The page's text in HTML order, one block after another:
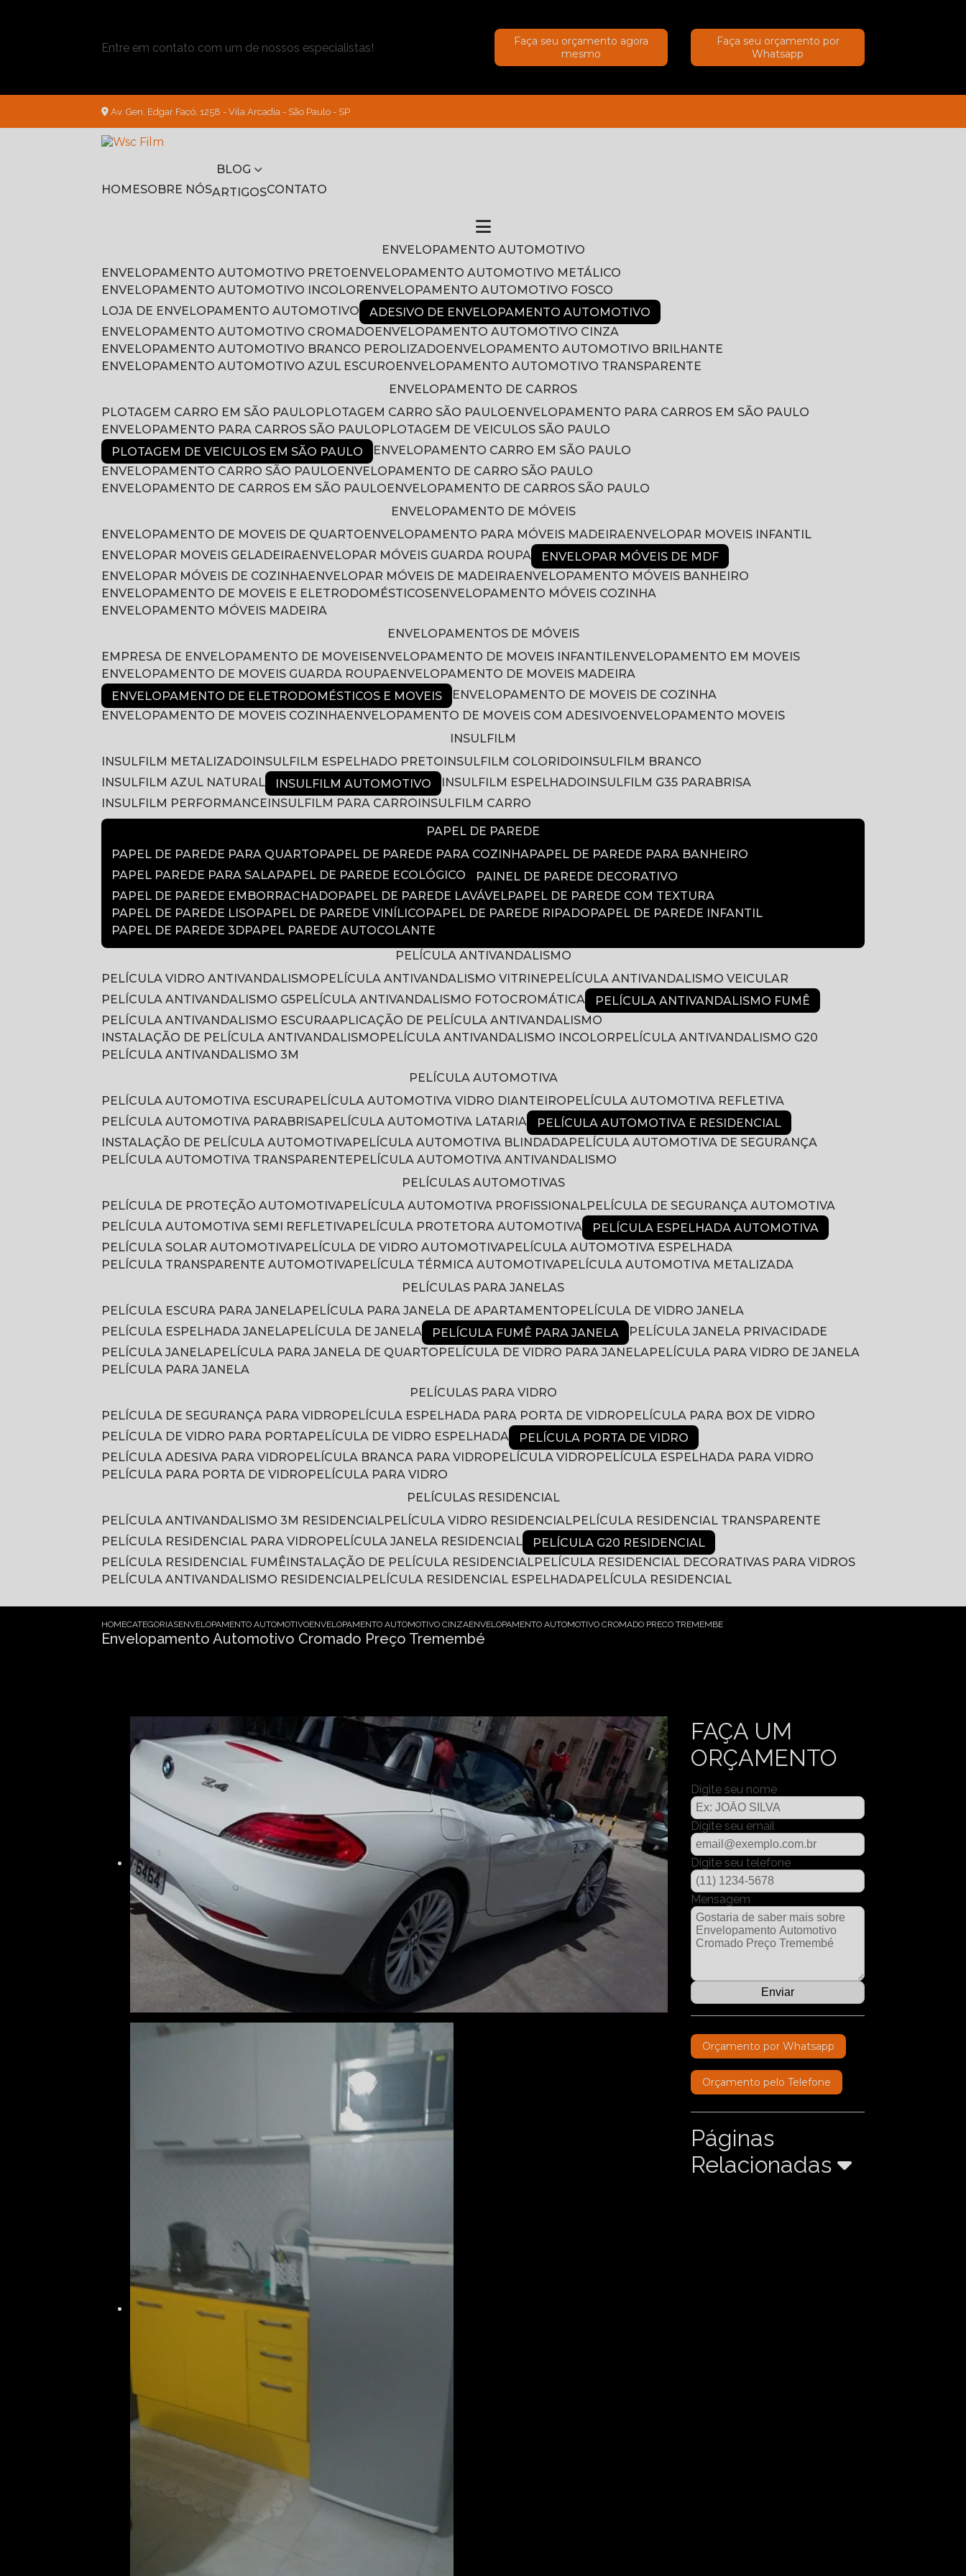
Entre em contato com um de nossos especialistas!
Faça seu orçamento agora
mesmo
Faça seu orçamento por
Whatsapp
Av. Gen. Edgar Facó, 1258 - Vila Arcadia - São Paulo - SP
HOME SOBRE NÓS
BLOG
ARTIGOS
CONTATO
ENVELOPAMENTO AUTOMOTIVO
ENVELOPAMENTO AUTOMOTIVO PRETO
ENVELOPAMENTO AUTOMOTIVO METÁLICO
ENVELOPAMENTO AUTOMOTIVO INCOLOR
ENVELOPAMENTO AUTOMOTIVO FOSCO
LOJA DE ENVELOPAMENTO AUTOMOTIVO
ADESIVO DE ENVELOPAMENTO AUTOMOTIVO
ENVELOPAMENTO AUTOMOTIVO CROMADO
ENVELOPAMENTO AUTOMOTIVO CINZA
ENVELOPAMENTO AUTOMOTIVO BRANCO PEROLIZADO
ENVELOPAMENTO AUTOMOTIVO BRILHANTE
ENVELOPAMENTO AUTOMOTIVO AZUL ESCURO
ENVELOPAMENTO AUTOMOTIVO TRANSPARENTE
ENVELOPAMENTO DE CARROS
PLOTAGEM CARRO EM SÃO PAULO
PLOTAGEM CARRO SÃO PAULO
ENVELOPAMENTO PARA CARROS EM SÃO PAULO
ENVELOPAMENTO PARA CARROS SÃO PAULO
PLOTAGEM DE VEICULOS SÃO PAULO
PLOTAGEM DE VEICULOS EM SÃO PAULO
ENVELOPAMENTO CARRO EM SÃO PAULO
ENVELOPAMENTO CARRO SÃO PAULO
ENVELOPAMENTO DE CARRO SÃO PAULO
ENVELOPAMENTO DE CARROS EM SÃO PAULO
ENVELOPAMENTO DE CARROS SÃO PAULO
ENVELOPAMENTO DE MÓVEIS
ENVELOPAMENTO DE MOVEIS DE QUARTO
ENVELOPAMENTO PARA MÓVEIS MADEIRA
ENVELOPAR MOVEIS INFANTIL
ENVELOPAR MOVEIS GELADEIRA
ENVELOPAR MÓVEIS GUARDA ROUPA
ENVELOPAR MÓVEIS DE MDF
ENVELOPAR MÓVEIS DE COZINHA
ENVELOPAR MÓVEIS DE MADEIRA
ENVELOPAMENTO MÓVEIS BANHEIRO
ENVELOPAMENTO DE MOVEIS E ELETRODOMÉSTICOS
ENVELOPAMENTO MÓVEIS COZINHA
ENVELOPAMENTO MÓVEIS MADEIRA
ENVELOPAMENTOS DE MÓVEIS
EMPRESA DE ENVELOPAMENTO DE MOVEIS
ENVELOPAMENTO DE MOVEIS INFANTIL
ENVELOPAMENTO EM MOVEIS
ENVELOPAMENTO DE MOVEIS GUARDA ROUPA
ENVELOPAMENTO DE MOVEIS MADEIRA
ENVELOPAMENTO DE ELETRODOMÉSTICOS E MOVEIS
ENVELOPAMENTO DE MOVEIS DE COZINHA
ENVELOPAMENTO DE MOVEIS COZINHA
ENVELOPAMENTO DE MOVEIS COM ADESIVO
ENVELOPAMENTO MOVEIS
INSULFILM
INSULFILM METALIZADO INSULFILM ESPELHADO PRETO INSULFILM COLORIDO INSULFILM BRANCO
INSULFILM AZUL NATURAL
INSULFILM AUTOMOTIVO INSULFILM ESPELHADO INSULFILM G35 PARABRISA
INSULFILM PERFORMANCE INSULFILM PARA CARRO INSULFILM CARRO
PAPEL DE PAREDE
PAPEL DE PAREDE PARA QUARTO
PAPEL DE PAREDE PARA COZINHA PAPEL DE PAREDE PARA BANHEIRO
PAPEL PAREDE PARA SALA PAPEL DE PAREDE ECOLÓGICO
PAINEL DE PAREDE DECORATIVO
PAPEL DE PAREDE EMBORRACHADO
PAPEL DE PAREDE LAVÁVEL PAPEL DE PAREDE COM TEXTURA
PAPEL DE PAREDE LISO
PAPEL DE PAREDE VINÍLICO PAPEL DE PAREDE RIPADO
PAPEL DE PAREDE INFANTIL
PAPEL DE PAREDE 3D PAPEL PAREDE AUTOCOLANTE
PELÍCULA ANTIVANDALISMO
PELÍCULA VIDRO ANTIVANDALISMO
PELÍCULA ANTIVANDALISMO VITRINE
PELÍCULA ANTIVANDALISMO VEICULAR
PELÍCULA ANTIVANDALISMO G5
PELÍCULA ANTIVANDALISMO FOTOCROMÁTICA
PELÍCULA ANTIVANDALISMO FUMÊ
PELÍCULA ANTIVANDALISMO ESCURA
APLICAÇÃO DE PELÍCULA ANTIVANDALISMO
INSTALAÇÃO DE PELÍCULA ANTIVANDALISMO
PELÍCULA ANTIVANDALISMO INCOLOR
PELÍCULA ANTIVANDALISMO G20
PELÍCULA ANTIVANDALISMO 3M
PELÍCULA AUTOMOTIVA
PELÍCULA AUTOMOTIVA ESCURA
PELÍCULA AUTOMOTIVA VIDRO DIANTEIRO
PELÍCULA AUTOMOTIVA REFLETIVA
PELÍCULA AUTOMOTIVA PARABRISA
PELÍCULA AUTOMOTIVA LATARIA
PELÍCULA AUTOMOTIVA E RESIDENCIAL
INSTALAÇÃO DE PELÍCULA AUTOMOTIVA
PELÍCULA AUTOMOTIVA BLINDADA
PELÍCULA AUTOMOTIVA DE SEGURANÇA
PELÍCULA AUTOMOTIVA TRANSPARENTE
PELÍCULA AUTOMOTIVA ANTIVANDALISMO
PELÍCULAS AUTOMOTIVAS
PELÍCULA DE PROTEÇÃO AUTOMOTIVA
PELÍCULA AUTOMOTIVA PROFISSIONAL
PELÍCULA DE SEGURANÇA AUTOMOTIVA
PELÍCULA AUTOMOTIVA SEMI REFLETIVA
PELÍCULA PROTETORA AUTOMOTIVA
PELÍCULA ESPELHADA AUTOMOTIVA
PELÍCULA SOLAR AUTOMOTIVA
PELÍCULA DE VIDRO AUTOMOTIVA
PELÍCULA AUTOMOTIVA ESPELHADA
PELÍCULA TRANSPARENTE AUTOMOTIVA
PELÍCULA TÉRMICA AUTOMOTIVA
PELÍCULA AUTOMOTIVA METALIZADA
PELÍCULAS PARA JANELAS
PELÍCULA ESCURA PARA JANELA
PELÍCULA PARA JANELA DE APARTAMENTO
PELÍCULA DE VIDRO JANELA
PELÍCULA ESPELHADA JANELA
PELÍCULA DE JANELA PELÍCULA FUMÊ PARA JANELA
PELÍCULA JANELA PRIVACIDADE
PELÍCULA JANELA
PELÍCULA PARA JANELA DE QUARTO PELÍCULA DE VIDRO PARA JANELA
PELÍCULA PARA VIDRO DE JANELA
PELÍCULA PARA JANELA
PELÍCULAS PARA VIDRO
PELÍCULA DE SEGURANÇA PARA VIDRO
PELÍCULA ESPELHADA PARA PORTA DE VIDRO
PELÍCULA PARA BOX DE VIDRO
PELÍCULA DE VIDRO PARA PORTA
PELÍCULA DE VIDRO ESPELHADA
PELÍCULA PORTA DE VIDRO
PELÍCULA ADESIVA PARA VIDRO
PELÍCULA BRANCA PARA VIDRO PELÍCULA VIDRO
PELÍCULA ESPELHADA PARA VIDRO
PELÍCULA PARA PORTA DE VIDRO
PELÍCULA PARA VIDRO
PELÍCULAS RESIDENCIAL
PELÍCULA ANTIVANDALISMO 3M RESIDENCIAL
PELÍCULA VIDRO RESIDENCIAL
PELÍCULA RESIDENCIAL TRANSPARENTE
PELÍCULA RESIDENCIAL PARA VIDRO
PELÍCULA JANELA RESIDENCIAL
PELÍCULA G20 RESIDENCIAL
PELÍCULA RESIDENCIAL FUMÊ INSTALAÇÃO DE PELÍCULA RESIDENCIAL
PELÍCULA RESIDENCIAL DECORATIVAS PARA VIDROS
PELÍCULA ANTIVANDALISMO RESIDENCIAL
PELÍCULA RESIDENCIAL ESPELHADA PELÍCULA RESIDENCIAL
HOMECATEGORIASENVELOPAMENTO AUTOMOTIVOENVELOPAMENTO AUTOMOTIVO CINZAENVELOPAMENTO AUTOMOTIVO CROMADO PRECO TREMEMBE
Envelopamento Automotivo Cromado Preço Tremembé
FAÇA UM
ORÇAMENTO
Digite seu nome
Digite seu email
Digite seu telefone
Mensagem
Orçamento por Whatsapp
Orçamento pelo Telefone
Páginas
Relacionadas